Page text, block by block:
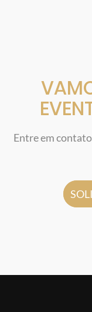
Entre em